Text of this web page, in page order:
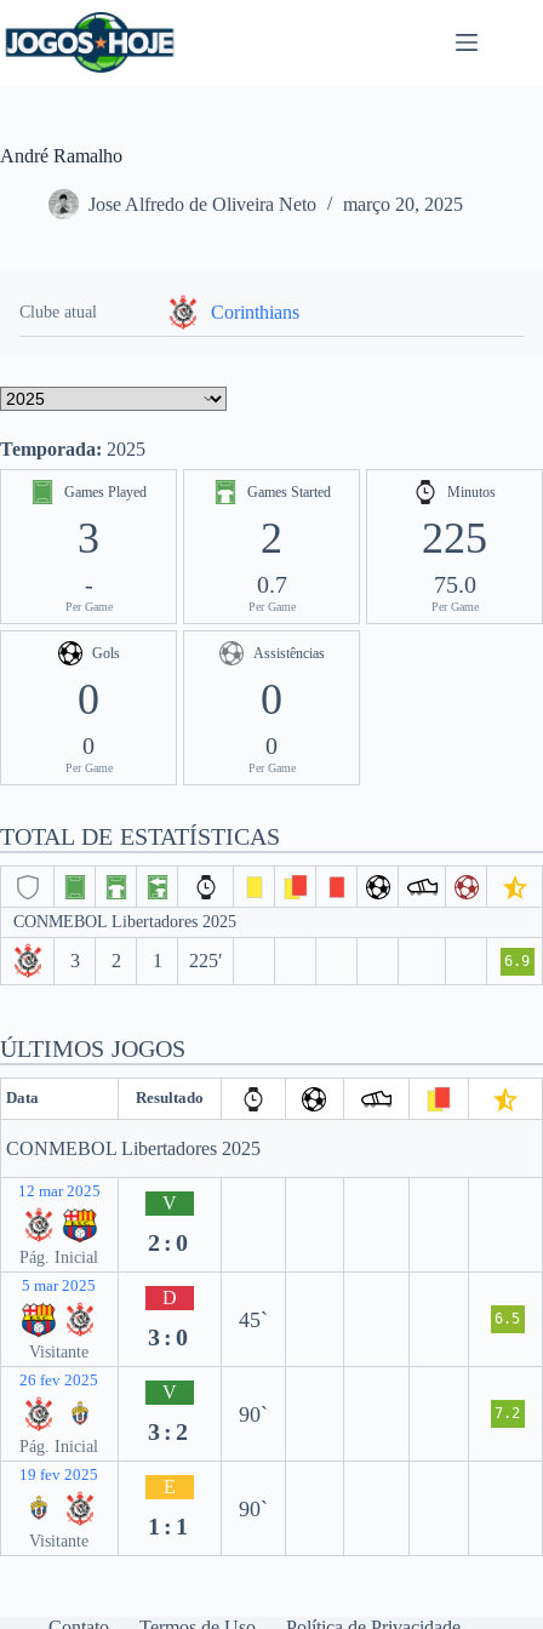
para
o
André Ramalho
Jose Alfredo de Oliveira Neto março 20, 2025
Clube atual Corinthians
Temporada: 2025
Games Played
3
-
Per Game
Games Started
2
0.7
Per Game
Minutos
225
75.0
Per Game
Gols
0
0
Per Game
Assistências
0
0
Per Game
TOTAL DE ESTATÍSTICAS
CONMEBOL Libertadores 2025
3 2 1 225′ 6.9
ÚLTIMOS JOGOS
Data Resultado
CONMEBOL Libertadores 2025
12 mar 2025
Pág. Inicial
V
2:0
5 mar 2025
Visitante
D
3:0
45` 6.5
26 fev 2025
Pág. Inicial
V
3:2
90` 7.2
19 fev 2025
Visitante
E
1:1
90`